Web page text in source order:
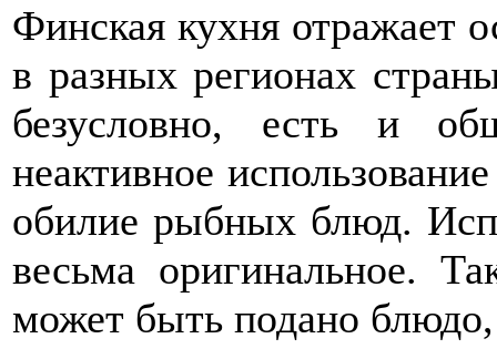
Финская кухня отражает
в разных регионах
безусловно, есть и
неактивное
обилие рыбных блюд.
весьма оригинальное.
может быть подано